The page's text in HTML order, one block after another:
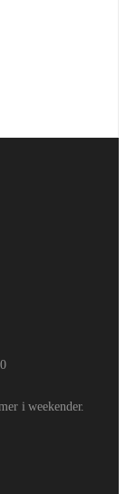
i weekender.